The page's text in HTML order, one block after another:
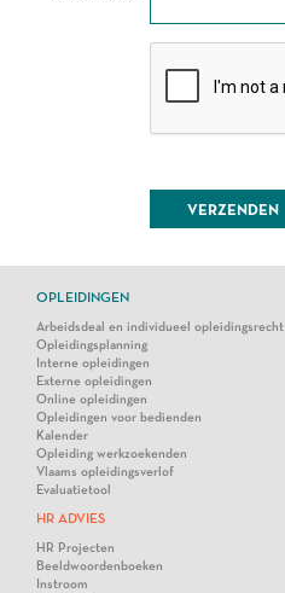
OPLEIDINGEN
Arbeidsdeal en individueel opleidingsrecht
Opleidingsplanning
Interne opleidingen
Externe opleidingen
Online opleidingen
Opleidingen voor bedienden
Kalender
Opleiding werkzoekenden
Vlaams opleidingsverlof
Evaluatietool
HR ADVIES
HR Projecten
Beeldwoordenboeken
Instroom